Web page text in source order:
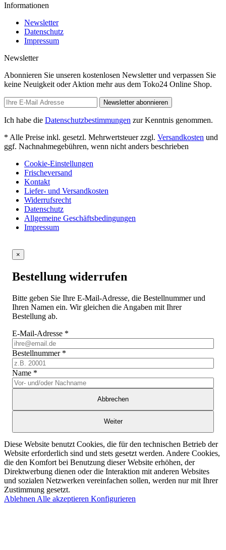
Informationen
Newsletter
Datenschutz
Impressum
Newsletter
Abonnieren Sie unseren kostenlosen Newsletter und verpassen Sie
keine Neuigkeit oder Aktion mehr aus dem Toko24 Online Shop.
Newsletter abonnieren
Ich habe die Datenschutzbestimmungen zur Kenntnis genommen.
* Alle Preise inkl. gesetzl. Mehrwertsteuer zzgl. Versandkosten und
ggf. Nachnahmegebühren, wenn nicht anders beschrieben
Cookie-Einstellungen
Frischeversand
Kontakt
Liefer- und Versandkosten
Widerrufsrecht
Datenschutz
Allgemeine Geschäftsbedingungen
Impressum
×
Bestellung widerrufen
Bitte geben Sie Ihre E-Mail-Adresse, die Bestellnummer und
Ihren Namen ein. Wir gleichen die Angaben mit Ihrer
Bestellung ab.
E-Mail-Adresse *
Bestellnummer *
Name *
Abbrechen
Weiter
Diese Website benutzt Cookies, die für den technischen Betrieb der
Website erforderlich sind und stets gesetzt werden. Andere Cookies,
die den Komfort bei Benutzung dieser Website erhöhen, der
Direktwerbung dienen oder die Interaktion mit anderen Websites
und sozialen Netzwerken vereinfachen sollen, werden nur mit Ihrer
Zustimmung gesetzt.
Ablehnen Alle akzeptieren Konfigurieren